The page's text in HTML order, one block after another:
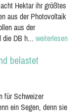
Hektar ihr größtes
aus der Photovoltaik
aus der
die DB h... weiterlesen
belastet
für Schweizer
ein Segen, denn sie